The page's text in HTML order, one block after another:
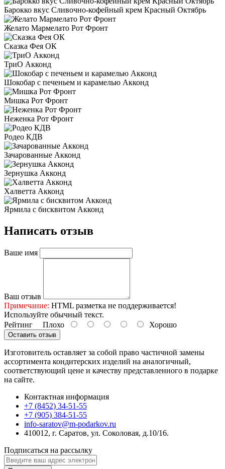
Барокко вкус Сливочно-кофейный крем Красный Октябрь
Желато Мармелато Рот Фронт
Сказка Фея ОК
ТриО Акконд
Шокобар с печеньем и карамелью Акконд
Мишка Рот Фронт
Неженка Рот Фронт
Родео КДВ
Зачарованные Акконд
Зернушка Акконд
Халветта Акконд
Ярмила с бисквитом Акконд
Написать отзыв
Ваше имя
Ваш отзыв
Примечание: HTML разметка не поддерживается!
Используйте обычный текст.
Рейтинг Плохо Хорошо
Оставить отзыв
Изготовитель оставляет за собой право частичной замены
ассортимента кондитерских изделий на аналогичный,
соответствующий цене и качеству представленного в подарке
на сайте.
Контактная информация
+7 (8452) 34-51-55
+7 (905) 384-51-55
info-saratov@m-podarkov.ru
410012, г. Саратов, ул. Соколовая, д.10/16.
Подписаться на рассылку